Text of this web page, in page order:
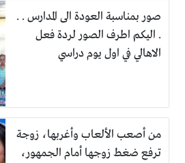
صور بمناسبة العودة الى المدارس . .
. اليكم اطرف الصور لردة فعل
الاهالي في اول يوم دراسي
من أصعب الألعاب وأغربها، زوجة
ترفع ضغط زوجها أمام الجمهور،